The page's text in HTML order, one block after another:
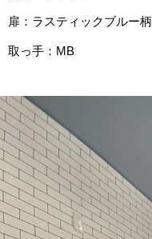
扉：ラスティックブルー柄
取っ手：MB